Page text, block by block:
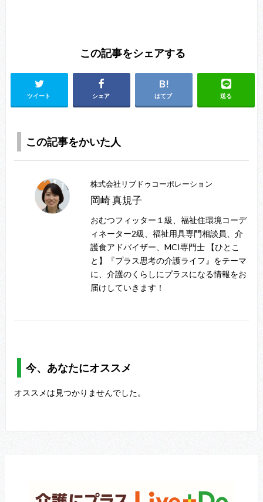
この記事をシェアする
ツイート シェア はてブ 送る
この記事をかいた人
株式会社リブドゥコーポレーション
岡崎 真規子
おむつフィッター１級、福祉住環境コーデ
ィネーター2級、福祉用具専門相談員、介
護食アドバイザー、MCI専門士 【ひとこ
と】『プラス思考の介護ライフ』をテーマ
に、介護のくらしにプラスになる情報をお
届けしていきます！
今、あなたにオススメ
オススメは見つかりませんでした。